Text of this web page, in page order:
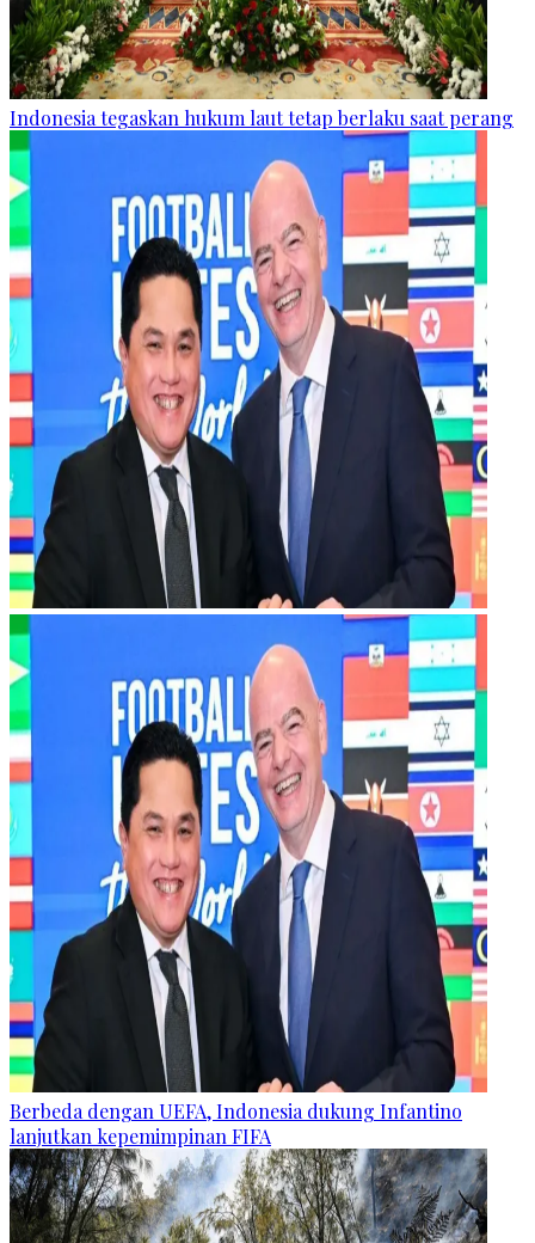
Indonesia tegaskan hukum laut tetap berlaku saat perang
Berbeda dengan UEFA, Indonesia dukung Infantino
lanjutkan kepemimpinan FIFA